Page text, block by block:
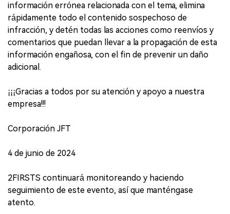
información errónea relacionada con el tema, elimina
rápidamente todo el contenido sospechoso de
infracción, y detén todas las acciones como reenvíos y
comentarios que puedan llevar a la propagación de esta
información engañosa, con el fin de prevenir un daño
adicional.
¡¡¡Gracias a todos por su atención y apoyo a nuestra
empresa!!!
Corporación JFT
4 de junio de 2024
2FIRSTS continuará monitoreando y haciendo
seguimiento de este evento, así que manténgase
atento.